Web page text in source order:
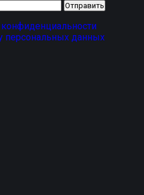
персональных данных